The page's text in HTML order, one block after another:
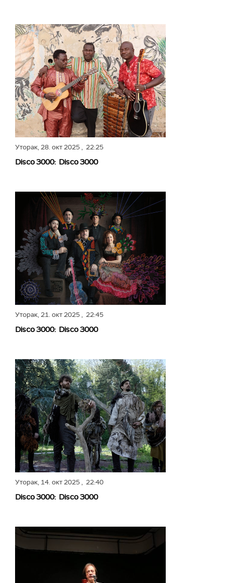
Уторак,28. окт 2025, 22:25
Disco 3000: Disco 3000
Уторак,21. окт 2025, 22:45
Disco 3000: Disco 3000
Уторак, 14. окт 2025, 22:40
Disco 3000: Disco 3000